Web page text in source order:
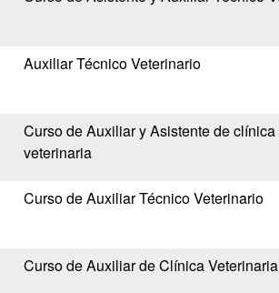
Auxiliar Técnico Veterinario
Curso de Auxiliar y Asistente de clínica
veterinaria
Curso de Auxiliar Técnico Veterinario
Curso de Auxiliar de Clínica Veterinaria